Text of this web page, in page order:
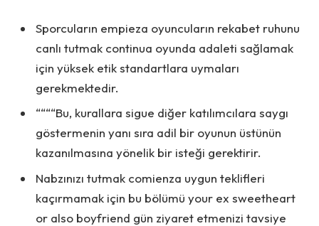
Sporcuların empieza oyuncuların rekabet ruhunu
canlı tutmak continua oyunda adaleti sağlamak
için yüksek etik standartlara uymaları
gerekmektedir.
““““Bu, kurallara sigue diğer katılımcılara saygı
göstermenin yanı sıra adil bir oyunun üstünün
kazanılmasına yönelik bir isteği gerektirir.
Nabzınızı tutmak comienza uygun teklifleri
kaçırmamak için bu bölümü your ex sweetheart
or also boyfriend gün ziyaret etmenizi tavsiye